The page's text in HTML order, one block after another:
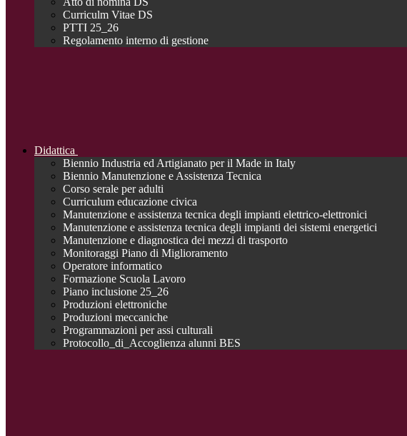
Curriculm Vitae DS
PTTI 25_26
Regolamento interno di gestione
Didattica
Biennio Industria ed Artigianato per il Made in Italy
Biennio Manutenzione e Assistenza Tecnica
Corso serale per adulti
Curriculum educazione civica
Manutenzione e assistenza tecnica degli impianti elettrico-elettronici
Manutenzione e assistenza tecnica degli impianti dei sistemi energetici
Manutenzione e diagnostica dei mezzi di trasporto
Monitoraggi Piano di Miglioramento
Operatore informatico
Formazione Scuola Lavoro
Piano inclusione 25_26
Produzioni elettroniche
Produzioni meccaniche
Programmazioni per assi culturali
Protocollo_di_Accoglienza alunni BES